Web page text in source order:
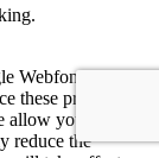
Webfonts,
these providers
allow you to block
reduce the